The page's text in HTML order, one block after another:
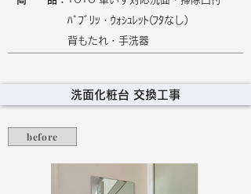
​ ﾊﾟﾌﾞﾘｯ・ｳｫｼｭﾚｯﾄ(ﾌﾀなし)
​ 背もたれ・手洗器
​洗面化粧台 交換工事
before